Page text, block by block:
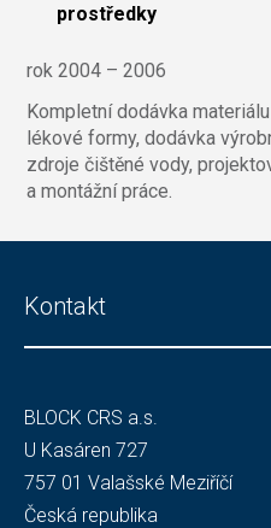
prostředky
rok 2004 – 2006
Kompletní dodávka
lékové formy, dodávka
zdroje čištěné vody,
a montážní práce.
Kontakt
BLOCK CRS a.s.
U Kasáren 727
757 01 Valašské Meziříčí
Česká republika